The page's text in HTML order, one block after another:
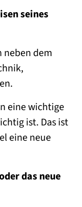
seines
neben dem
eine wichtige
ist. Das ist
eine neue
das neue